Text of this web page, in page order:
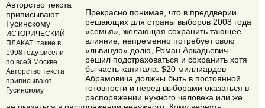
ИСТОРИЧЕСКИЙ
ПЛАКАТ: такие в
1998 году висели
по всей Москве.
Авторство текста
приписывают
Гусинскому
Прекрасно понимая, что в преддверии
решающих для страны выборов 2008 года
«семья», желающая сохранить тающее
влияние, непременно потребует свою
«львиную» долю, Роман Аркадьевич
решил подстраховаться и сохранить хотя
бы часть капитала. $20 миллиардов
Абрамовича должны быть в постоянной
готовности и перед выборами оказаться в
распоряжении нужного человека или же